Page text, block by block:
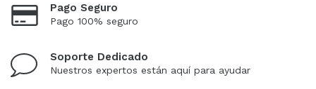
Pago Seguro
Pago 100% seguro
Soporte Dedicado
Nuestros expertos están aquí para ayudar